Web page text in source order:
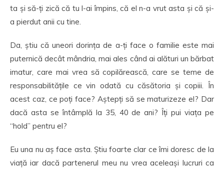
ta și să-ți zică că tu l-ai împins, că el n-a vrut asta și că și-
a pierdut anii cu tine.
Da, știu că uneori dorința de a-ți face o familie este mai
puternică decât mândria, mai ales când ai alături un bărbat
imatur, care mai vrea să copilărească, care se teme de
responsabilitățile ce vin odată cu căsătoria și copiii. În
acest caz, ce poți face? Aștepți să se maturizeze el? Dar
dacă asta se întâmplă la 35, 40 de ani? Îți pui viața pe
“hold” pentru el?
Eu una nu aș face asta. Știu foarte clar ce îmi doresc de la
viață iar dacă partenerul meu nu vrea aceleași lucruri ca